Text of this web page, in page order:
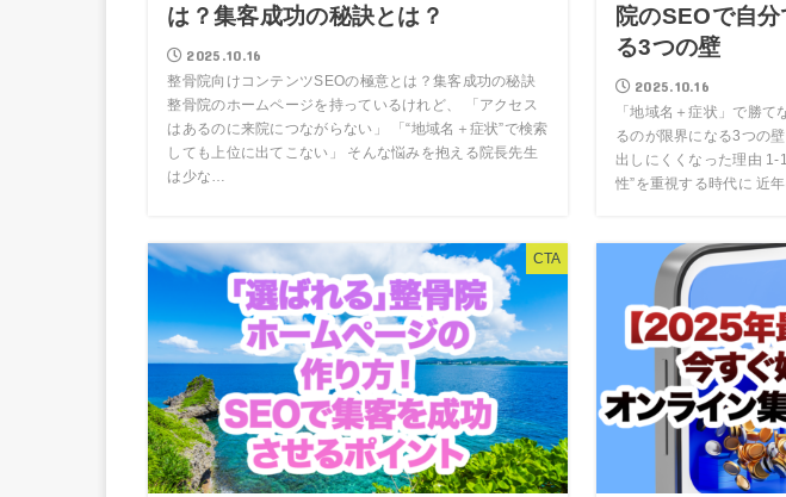
は？集客成功の秘訣とは？
2025.10.16
整骨院向けコンテンツSEOの極意とは？集客成功の秘訣
整骨院のホームページを持っているけれど、 「アクセス
はあるのに来院につながらない」 「“地域名＋症状”で検索
しても上位に出てこない」 そんな悩みを抱える院長先生
は少な…
院のSEOで自
る3つの壁
2025.10.16
「地域名＋症状」で勝
るのが限界になる3つの
出しにくくなった理由 1-
性”を重視する時代に 近
CTA